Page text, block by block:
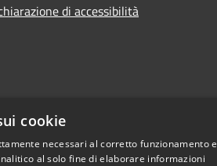
di accessibilità
cookie
necessari al corretto funzionamento e
al solo fine di elaborare informazioni